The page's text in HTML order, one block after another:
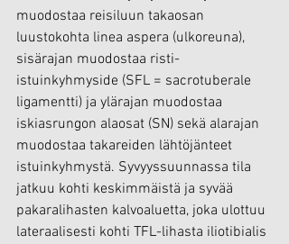
muodostaa reisiluun takaosan
luustokohta linea aspera (ulkoreuna),
sisärajan muodostaa risti-
istuinkyhmyside (SFL = sacrotuberale
ligamentti) ja ylärajan muodostaa
iskiasrungon alaosat (SN) sekä alarajan
muodostaa takareiden lähtöjänteet
istuinkyhmystä. Syvyyssuunnassa tila
jatkuu kohti keskimmäistä ja syvää
pakaralihasten kalvoaluetta, joka ulottuu
lateraalisesti kohti TFL-lihasta iliotibialis